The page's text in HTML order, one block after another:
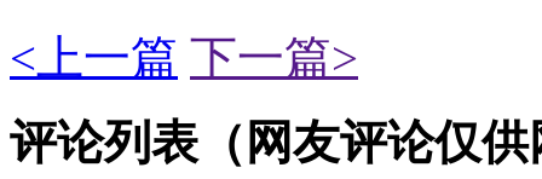
<上一篇 下一篇>
评论列表（网友评论仅